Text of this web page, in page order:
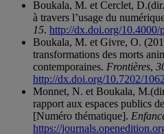
Boukala, M. et Cerclet,
à travers l’usage du
15. http://dx.doi.org/10.4000/
Boukala, M. et Givre, O.
transformations des morts
contemporaines. Frontières,
http://dx.doi.org/10.7202/
Monnet, N. et Boukala,
rapport aux espaces publics
[Numéro thématique].
https://